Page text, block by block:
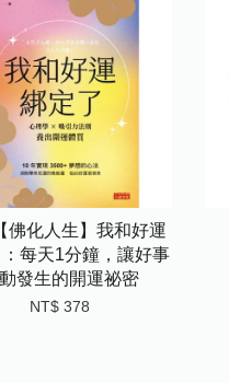
佛化人生】我和好運
每天1分鐘，讓好事
發生的開運祕密
NT$ 378